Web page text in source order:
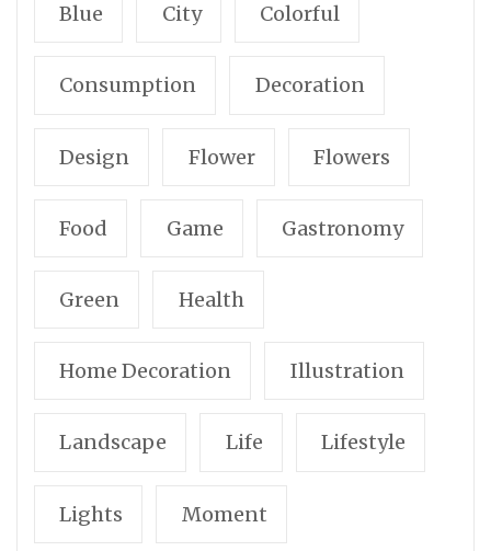
Blue City Colorful
Consumption Decoration
Design Flower Flowers
Food Game Gastronomy
Green Health
Home Decoration Illustration
Landscape Life Lifestyle
Lights Moment